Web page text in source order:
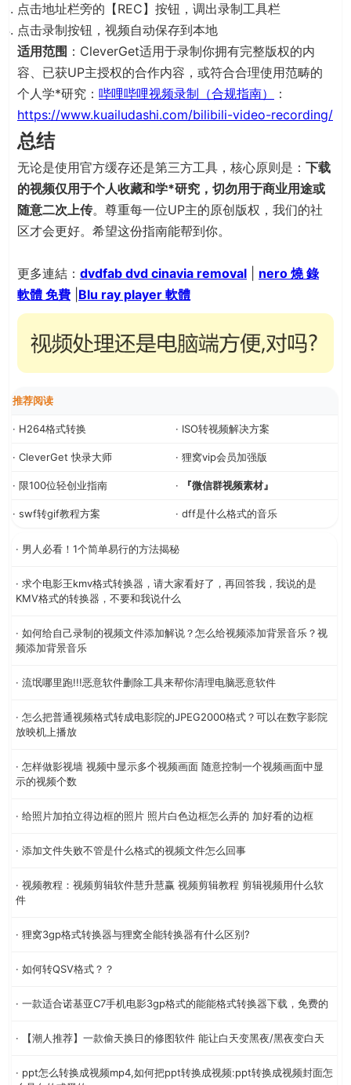
点击地址栏旁的【REC】按钮，调出录制工具栏
点击录制按钮，视频自动保存到本地
适用范围 ：CleverGet适用于录制你拥有完整版权的内
容、已获UP主授权的合作内容，或符合合理使用范畴的
个人学*研究 ： 哔哩哔哩视频录制（合规指南）
：
https://www.kuailudashi.com/bilibili-video-recording/
总结
无论是使用官方缓存还是第三方工具，核心原则是： 下载
的视频仅用于个人收藏和学*研究，切勿用于商业用途或
随意二次上传。尊重每一位UP主的原创版权，我们的社
区才会更好。希望这份指南能帮到你。
更多連結： dvdfab dvd cinavia removal
nero 燒 錄
軟體 免費 Blu ray player 軟體
推荐阅读
· H264格式转换 · ISO转视频解决方案
· CleverGet 快录大师 · 狸窝vip会员加强版
· 限100位轻创业指南 · 『微信群视频素材』
· swf转gif教程方案 · dff是什么格式的音乐
· 男人必看！1个简单易行的方法揭秘
· 求个电影王kmv格式转换器，请大家看好了，再回答我，我说的是
KMV格式的转换器，不要和我说什么
· 如何给自己录制的视频文件添加解说？怎么给视频添加背景音乐？视
频添加背景音乐
· 流氓哪里跑!!!恶意软件删除工具来帮你清理电脑恶意软件
· 怎么把普通视频格式转成电影院的JPEG2000格式？可以在数字影院
放映机上播放
· 怎样做影视墙 视频中显示多个视频画面 随意控制一个视频画面中显
示的视频个数
· 给照片加拍立得边框的照片 照片白色边框怎么弄的 加好看的边框
· 添加文件失败不管是什么格式的视频文件怎么回事
· 视频教程：视频剪辑软件慧升慧赢 视频剪辑教程 剪辑视频用什么软
件
· 狸窝3gp格式转换器与狸窝全能转换器有什么区别?
· 如何转QSV格式？？
· 一款适合诺基亚C7手机电影3gp格式的能能格式转换器下载，免费的
· 【潮人推荐】一款偷天换日的修图软件 能让白天变黑夜/黑夜变白天
· ppt怎么转换成视频mp4,如何把ppt转换成视频:ppt转换成视频封面怎